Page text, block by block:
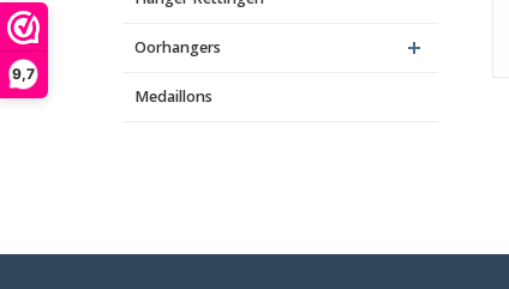
9,7
Oorhangers
Medaillons